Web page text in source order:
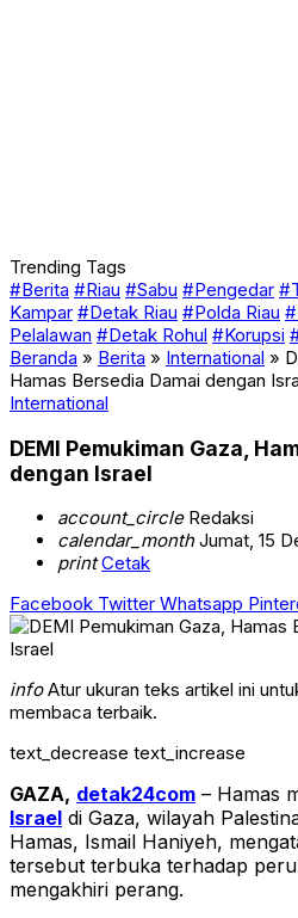
Trending Tags
#Berita #Riau #Sabu #Pengedar
Kampar #Detak Riau #Polda Riau
Pelalawan #Detak Rohul #Korupsi
Beranda » Berita » International »
Hamas Bersedia Damai dengan
International
DEMI Pemukiman Gaza,
dengan Israel
account_circleRedaksi
calendar_monthJumat, 15
print Cetak
Facebook Twitter Whatsapp
infoAtur ukuran teks artikel ini
membaca terbaik.
text_decrease text_increase
GAZA, detak24com – Hamas
Israel di Gaza, wilayah
Hamas, Ismail Haniyeh,
tersebut terbuka terhadap
mengakhiri perang.